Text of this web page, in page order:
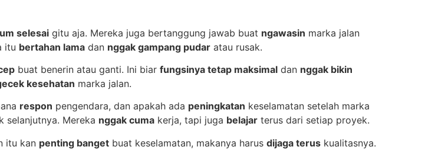
selesai gitu aja. Mereka juga bertanggung jawab buat ngawasin marka jalan
itu bertahan lama dan nggak gampang pudar atau rusak.
buat benerin atau ganti. Ini biar fungsinya tetap maksimal dan nggak bikin
kesehatan marka jalan.
respon pengendara, dan apakah ada peningkatan keselamatan setelah marka
selanjutnya. Mereka nggak cuma kerja, tapi juga belajar terus dari setiap proyek.
itu kan penting banget buat keselamatan, makanya harus dijaga terus kualitasnya.